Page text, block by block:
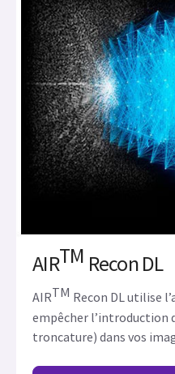
AIRTM Recon DL
AIRTM Recon DL utilise
empêcher l’introduction
troncature) dans vos